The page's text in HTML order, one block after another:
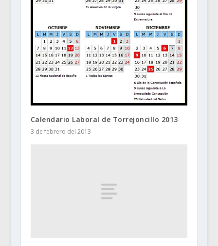
Calendario Laboral de Torrejoncillo 2013
3 de febrero del 2013